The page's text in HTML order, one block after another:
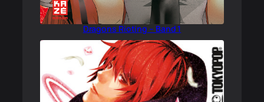
Dragons Rioting – Band 1